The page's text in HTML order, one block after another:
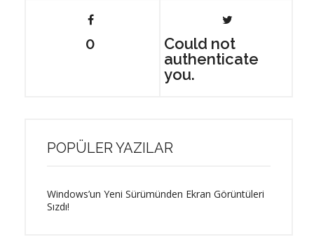
0
Could not
authenticate
you.
POPÜLER YAZILAR
Windows’un Yeni Sürümünden Ekran Görüntüleri
Sızdı!